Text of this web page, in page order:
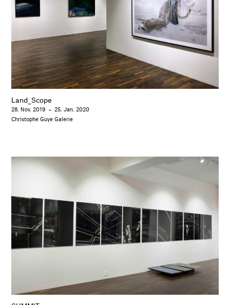
Land_Scope
28. Nov. 2019 – 25. Jan. 2020
Christophe Guye Galerie